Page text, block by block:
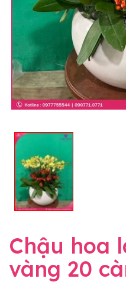
Chậu hoa
vàng 20